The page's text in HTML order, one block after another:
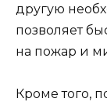
другую
позволяет
на пожар и
Кроме того,